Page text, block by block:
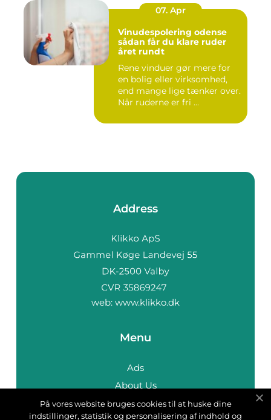
07. Apr
Vinudespolering odense
sådan får du klare ruder
året rundt
Rene vinduer gør mere for
en bolig eller virksomhed,
end mange lige tænker over.
Når ruderne er fri ...
Address
web: www.klikko.dk
Menu
Ads
About Us
Cookies
På vores website bruges cookies til at huske dine
indstillinger, statistik og personalisering af indhold og